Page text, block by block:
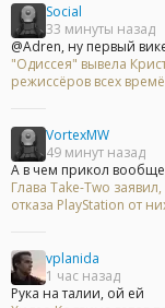
Social
33 минуты назад
@Adren, ну первый
"Одиссея" вывела
режиссёров всех
VortexMW
49 минут назад
А в чем прикол вообще
Глава Take-Two
отказа PlayStation от
vplanida
1 час назад
Рука на талии, ой ей